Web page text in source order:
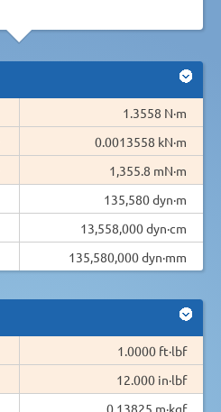
1.3558 N·m
0.0013558 kN·m
1,355.8 mN·m
135,580 dyn·m
13,558,000 dyn·cm
135,580,000 dyn·mm
1.0000 ft·lbf
12.000 in·lbf
0.13825 m·kgf